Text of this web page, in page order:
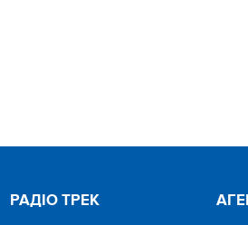
РАДІО ТРЕК